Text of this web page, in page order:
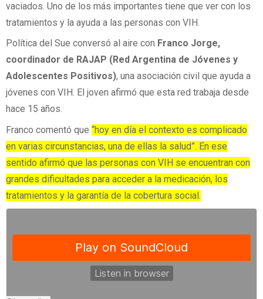
vaciados. Uno de los más importantes tiene que ver con los
tratamientos y la ayuda a las personas con VIH.
Política del Sue conversó al aire con Franco Jorge,
coordinador de RAJAP (Red Argentina de Jóvenes y
Adolescentes Positivos), una asociación civil que ayuda a
jóvenes con VIH. El joven afirmó que esta red trabaja desde
hace 15 años.
Franco comentó que “hoy en día el contexto es complicado
en varias circunstancias, una de ellas la salud”. En ese
sentido afirmó que las personas con VIH se encuentran con
grandes dificultades para acceder a la medicación, los
tratamientos y la garantía de la cobertura social.